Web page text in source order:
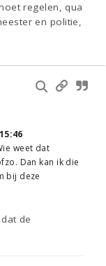
regelen, qua
en politie,
weet dat
Dan kan ik die
bij deze
de